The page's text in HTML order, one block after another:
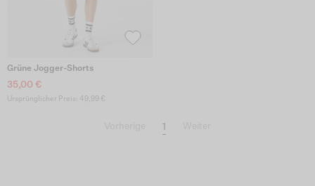
Grüne Jogger-Shorts
35,00 €
Ursprünglicher Preis: 49,99 €
1